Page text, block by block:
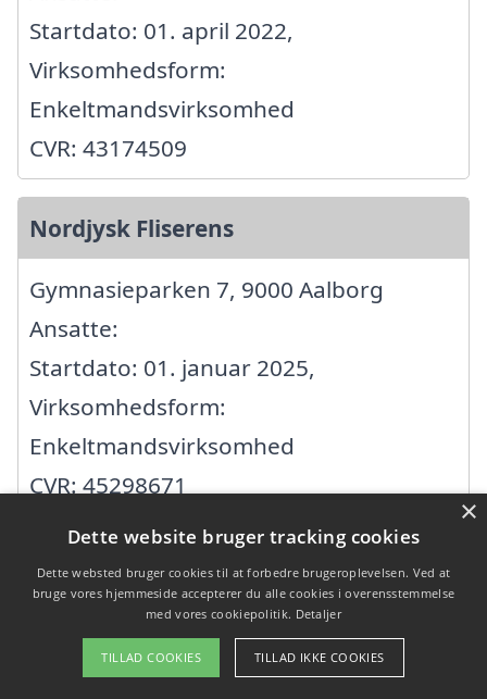
Startdato: 01. april 2022,
Virksomhedsform:
Enkeltmandsvirksomhed
CVR: 43174509
Nordjysk Fliserens
Gymnasieparken 7, 9000 Aalborg
Ansatte:
Startdato: 01. januar 2025,
Virksomhedsform:
Enkeltmandsvirksomhed
CVR: 45298671
Nordjysk Fliserens
Poul Larsens Vej 84, 9000 Aalborg
Ansatte:
×
Dette website bruger tracking cookies
Dette websted bruger cookies til at forbedre brugeroplevelsen. Ved at
bruge vores hjemmeside accepterer du alle cookies i overensstemmelse
med vores cookiepolitik. Detaljer
TILLAD COOKIES TILLAD IKKE COOKIES